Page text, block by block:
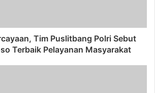
Tim Puslitbang Polri Sebut
Terbaik Pelayanan Masyarakat